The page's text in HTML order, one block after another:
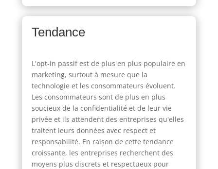
Tendance
L'opt-in passif est de plus en plus populaire en
marketing, surtout à mesure que la
technologie et les consommateurs évoluent.
Les consommateurs sont de plus en plus
soucieux de la confidentialité et de leur vie
privée et ils attendent des entreprises qu'elles
traitent leurs données avec respect et
responsabilité. En raison de cette tendance
croissante, les entreprises recherchent des
moyens plus discrets et respectueux pour